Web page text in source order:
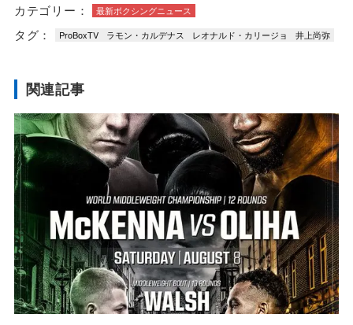
カテゴリー： 最新ボクシングニュース
タグ： ProBoxTV ラモン・カルデナス レオナルド・カリージョ 井上尚弥
関連記事